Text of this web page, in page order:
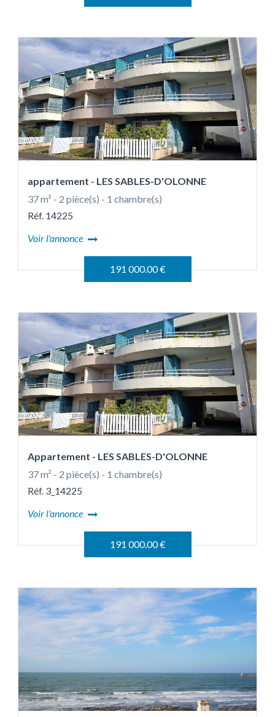
appartement - LES SABLES-D'OLONNE
37 m² - 2 pièce(s) - 1 chambre(s)
Réf. 14225
Voir l'annonce
191 000.00 €
Appartement - LES SABLES-D'OLONNE
37 m² - 2 pièce(s) - 1 chambre(s)
Réf. 3_14225
Voir l'annonce
191 000.00 €